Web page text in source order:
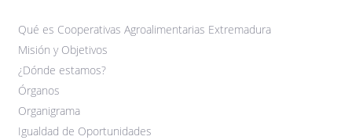
Qué es Cooperativas Agroalimentarias Extremadura
Misión y Objetivos
¿Dónde estamos?
Órganos
Organigrama
Igualdad de Oportunidades